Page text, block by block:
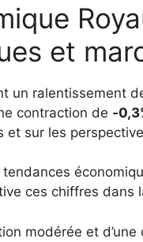
et
un ralentissement
contraction de
et sur les
ces chiffres dans
modérée et